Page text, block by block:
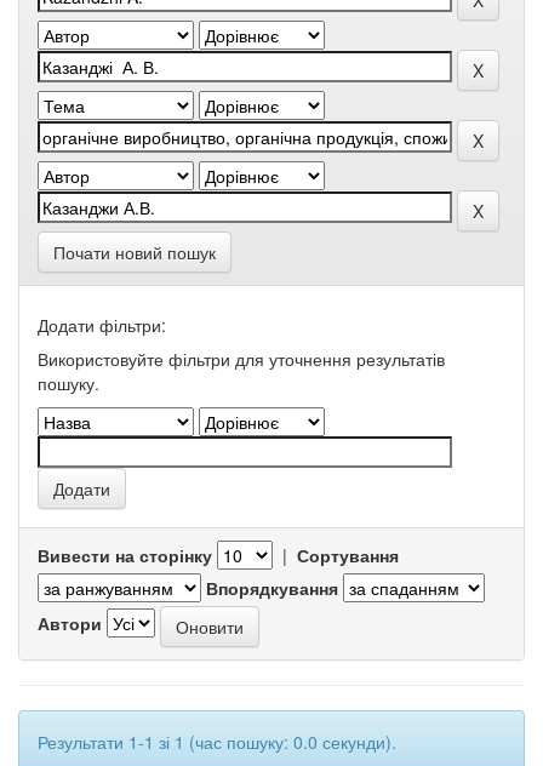
Почати новий пошук
Додати фільтри:
Використовуйте фільтри для уточнення результатів
пошуку.
Вивести на сторінку | Сортування
Впорядкування
Автори
Результати 1-1 зі 1 (час пошуку: 0.0 секунди).